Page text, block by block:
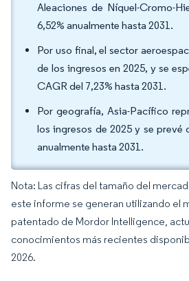
Aleaciones de Níquel-Cromo-
6,52% anualmente hasta 2031.
Por uso final, el sector
de los ingresos en 2025, y se
CAGR del 7,23% hasta 2031.
Por geografía, Asia-Pacífico
los ingresos de 2025 y se prevé
anualmente hasta 2031.
Nota: Las cifras del tamaño del
este informe se generan utilizando el
patentado de Mordor Intelligence,
conocimientos más recientes
2026.